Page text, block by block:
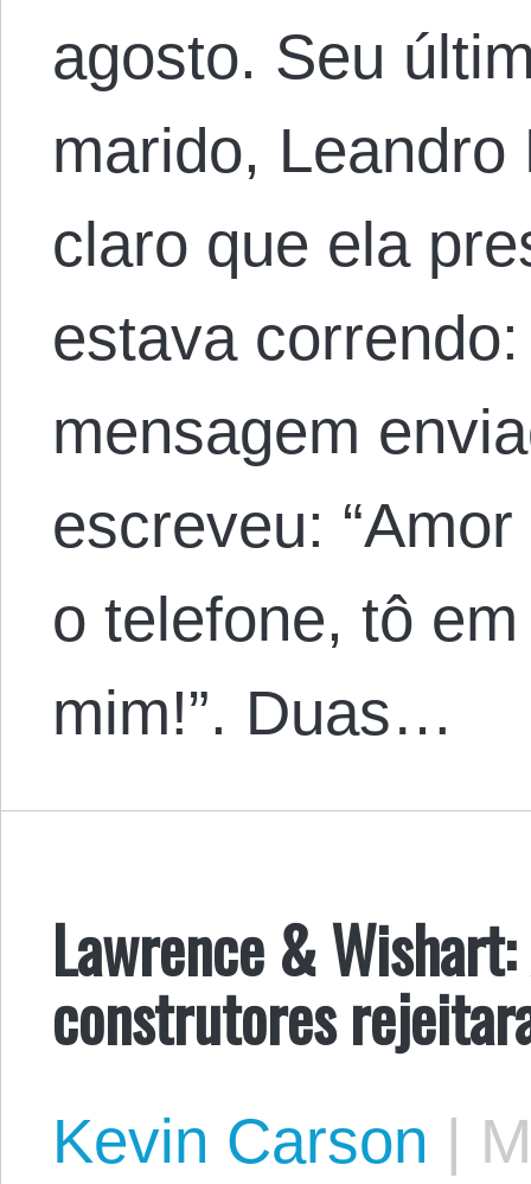
agosto. Seu
marido,
claro que ela
estava
mensagem
escreveu:
o telefone, tô
mim!”. Duas…
Lawrence &
construtores
Kevin Carson |